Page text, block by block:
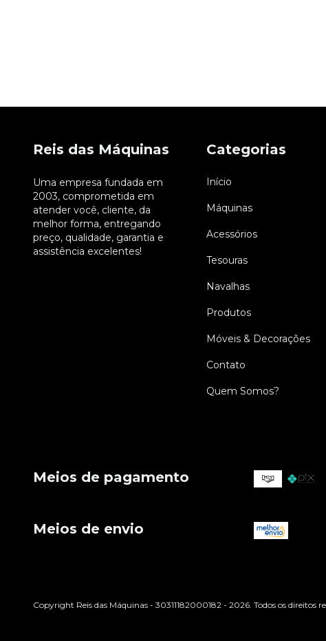
Reis das Máquinas
Uma empresa fundada em
2003, comprometida em
atender você, cliente, da
melhor forma, entregando
preço, qualidade, garantia e
assistência excelentes!
Categorias
Início
Máquinas
Acessórios
Tesouras
Navalhas
Produtos
Móveis & Decorações
Contato
Quem Somos?
Meios de pagamento
Meios de envio
Copyright Reis das Máquinas - 30311182000182 - 2026. Todos os direitos